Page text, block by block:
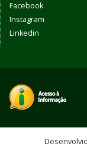
Facebook
Instagram
Linkedin